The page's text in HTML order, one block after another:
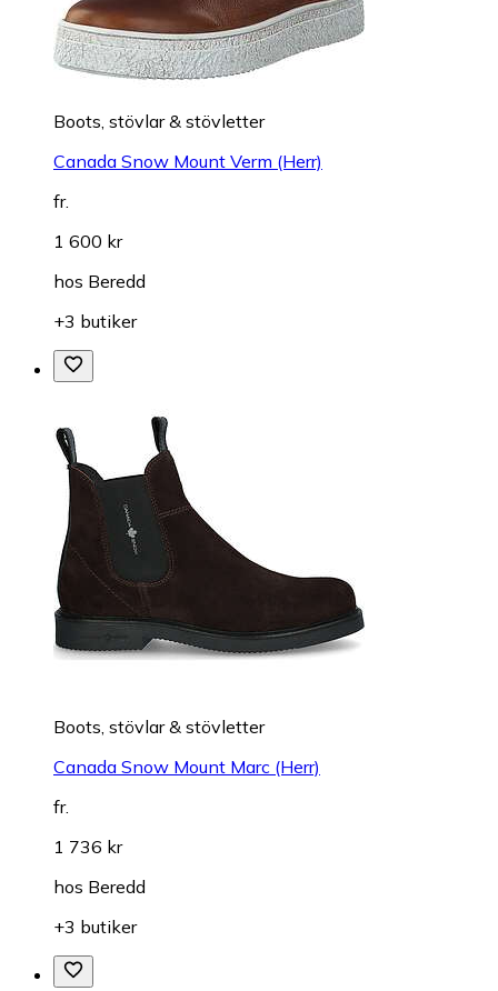
Boots, stövlar & stövletter
Canada Snow Mount Verm (Herr)
fr.
1 600 kr
hos Beredd
+3 butiker
Boots, stövlar & stövletter
Canada Snow Mount Marc (Herr)
fr.
1 736 kr
hos Beredd
+3 butiker